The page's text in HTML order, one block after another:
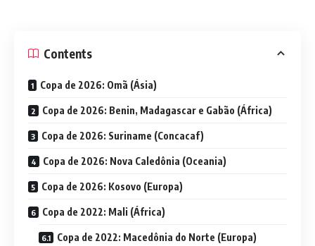
Contents
Copa de 2026: Omã (Ásia)
Copa de 2026: Benin, Madagascar e Gabão (África)
Copa de 2026: Suriname (Concacaf)
Copa de 2026: Nova Caledônia (Oceania)
Copa de 2026: Kosovo (Europa)
Copa de 2022: Mali (África)
Copa de 2022: Macedônia do Norte (Europa)